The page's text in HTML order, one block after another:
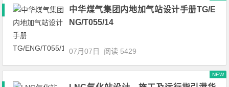
中华煤气集团内地加气站设计手册TG/E
NG/T055/14
07月07日 阅读 5429
NEW